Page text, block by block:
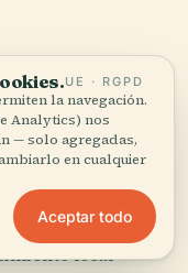
ciudades en 96
local —
UE · RGPD
la navegación.
Analytics) nos
— solo agregadas,
en cualquier
Aceptar todo